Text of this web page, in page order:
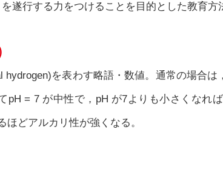
遂行する力をつけることを目的とした教育方
hydrogen)を表わす略語・数値。通常の場合
pH = 7 が中性で，pH が7よりも小さくなれ
ほどアルカリ性が強くなる。